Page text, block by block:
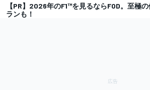
【PR】2026年のF1™︎を見るならFOD。至極
ランも！